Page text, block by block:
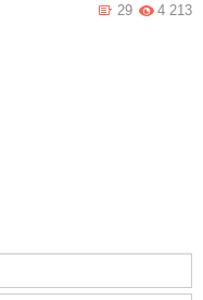
4 213
29